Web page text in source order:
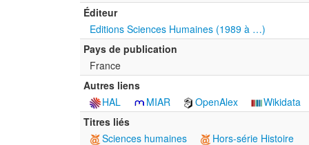
Éditeur
Editions Sciences Humaines (1989 à …)
Pays de publication
France
Autres liens
HAL
MIAR OpenAlex
Wikidata
Titres liés
Sciences humaines
Hors-série Histoire